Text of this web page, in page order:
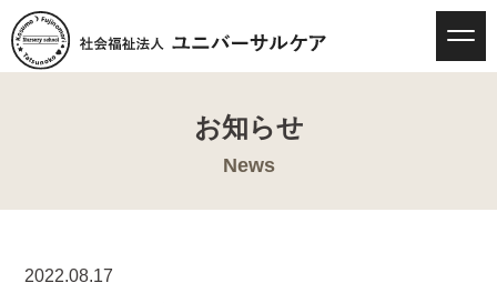
お知らせ
News
2022.08.17